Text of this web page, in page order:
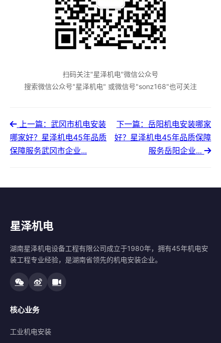
扫码关注"星泽机电"微信公众号
搜索微信公众号"星泽机电" 或微信号"sonz168"也可关注
上一篇：武冈市机电安装
哪家好？星泽机电45年品质
保障服务武冈市企业...
下一篇：岳阳机电安装哪家
好？星泽机电45年品质保障
服务岳阳企业...
星泽机电
湖南星泽机电设备工程有限公司成立于1980年，拥有45年机电安
装工程专业经验，是湖南省领先的机电安装企业。
核心业务
工业机电安装